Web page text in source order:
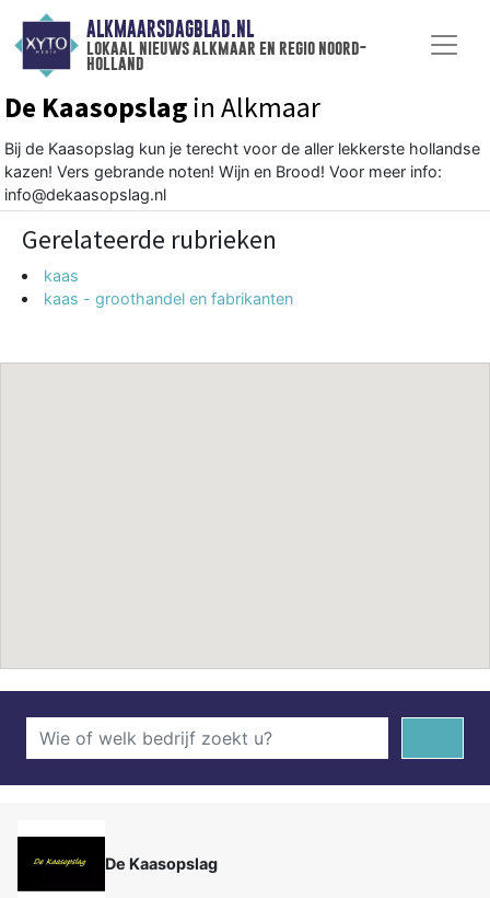
ALKMAARSDAGBLAD.NL
lokaal nieuws alkmaar en regio noord-
holland
De Kaasopslag in Alkmaar
Bij de Kaasopslag kun je terecht voor de aller lekkerste hollandse
kazen! Vers gebrande noten! Wijn en Brood! Voor meer info:
info@dekaasopslag.nl
Gerelateerde rubrieken
kaas
kaas - groothandel en fabrikanten
De Kaasopslag